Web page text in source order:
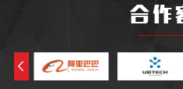
合作